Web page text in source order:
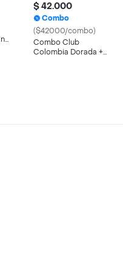
$ 42.000
Combo
($42000/combo)
Combo Club
Colombia Dorada +